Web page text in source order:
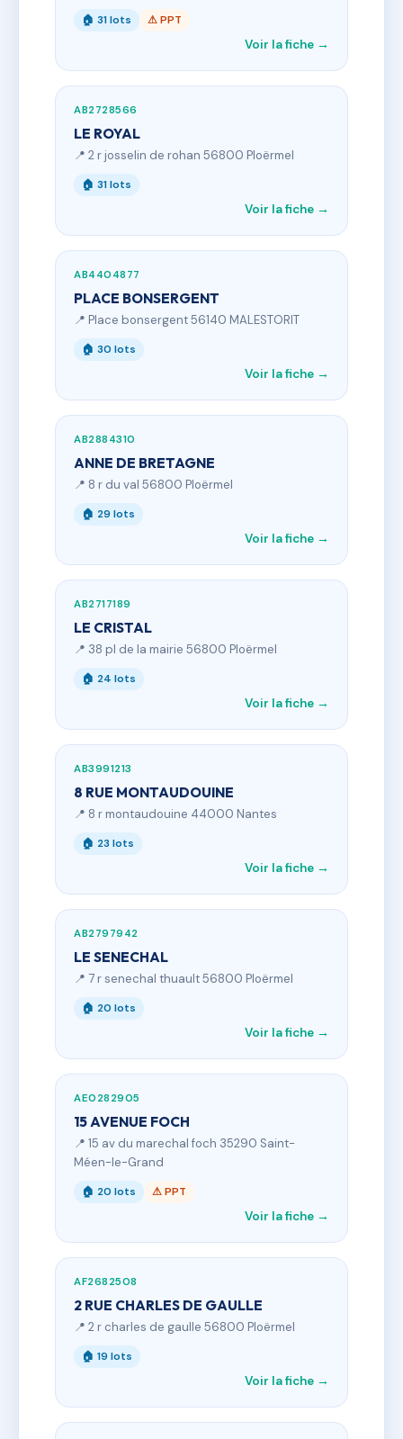
🏠 31 lots ⚠ PPT
Voir la fiche →
AB2728566
LE ROYAL
📍 2 r josselin de rohan 56800 Ploërmel
🏠 31 lots
Voir la fiche →
AB4404877
PLACE BONSERGENT
📍 Place bonsergent 56140 MALESTORIT
🏠 30 lots
Voir la fiche →
AB2884310
ANNE DE BRETAGNE
📍 8 r du val 56800 Ploërmel
🏠 29 lots
Voir la fiche →
AB2717189
LE CRISTAL
📍 38 pl de la mairie 56800 Ploërmel
🏠 24 lots
Voir la fiche →
AB3991213
8 RUE MONTAUDOUINE
📍 8 r montaudouine 44000 Nantes
🏠 23 lots
Voir la fiche →
AB2797942
LE SENECHAL
📍 7 r senechal thuault 56800 Ploërmel
🏠 20 lots
Voir la fiche →
AE0282905
15 AVENUE FOCH
📍 15 av du marechal foch 35290 Saint-
Méen-le-Grand
🏠 20 lots ⚠ PPT
Voir la fiche →
AF2682508
2 RUE CHARLES DE GAULLE
📍 2 r charles de gaulle 56800 Ploërmel
🏠 19 lots
Voir la fiche →